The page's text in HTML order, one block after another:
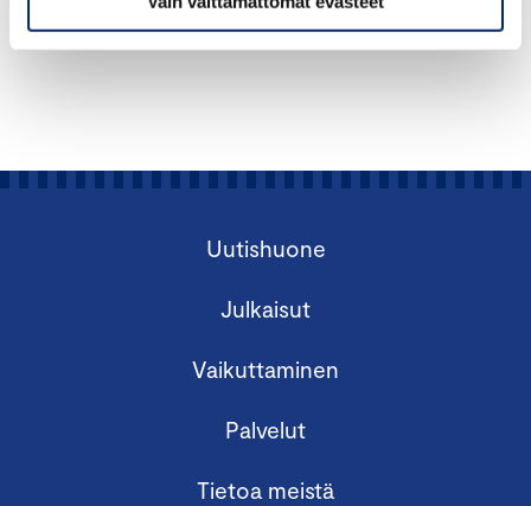
LAUSUNTOLYHENNELMÄT 1990-2010 (PDF)
Uutishuone
Julkaisut
Vaikuttaminen
Palvelut
Tietoa meistä